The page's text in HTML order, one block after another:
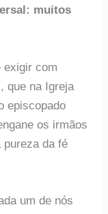
muitos
exigir com
que na Igreja
episcopado
os irmãos
pureza da fé
um de nós